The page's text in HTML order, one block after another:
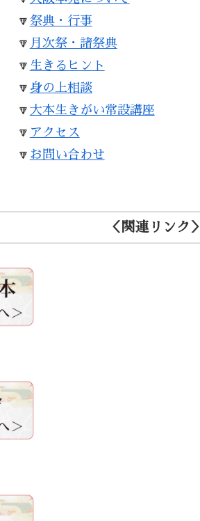
​​🔽 祭典・行事
🔽 月次祭・諸祭典
🔽 生きるヒント
🔽 身の上相談
🔽 大本生きがい常設講座
🔽 アクセス
🔽 お問い合わせ
＜関連リンク＞